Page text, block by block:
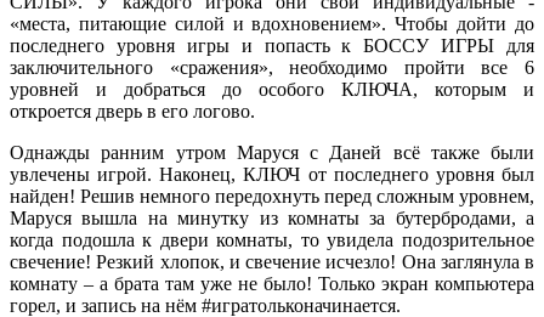
«места, питающие силой и вдохновением». Чтобы дойти до
последнего уровня игры и попасть к БОССУ ИГРЫ для
заключительного «сражения», необходимо пройти все 6
уровней и добраться до особого КЛЮЧА, которым и
откроется дверь в его логово.
Однажды ранним утром Маруся с Даней всё также были
увлечены игрой. Наконец, КЛЮЧ от последнего уровня был
найден! Решив немного передохнуть перед сложным уровнем,
Маруся вышла на минутку из комнаты за бутербродами, а
когда подошла к двери комнаты, то увидела подозрительное
свечение! Резкий хлопок, и свечение исчезло! Она заглянула в
комнату – а брата там уже не было! Только экран компьютера
горел, и запись на нём #игратольконачинается.